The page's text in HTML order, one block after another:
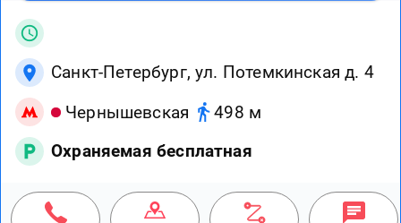
Санкт-Петербург, ул. Потемкинская д. 4
Чернышевская
498 м
Охраняемая бесплатная